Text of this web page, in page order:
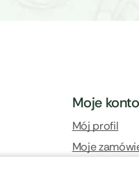
Moje konto
Mój profil
Moje